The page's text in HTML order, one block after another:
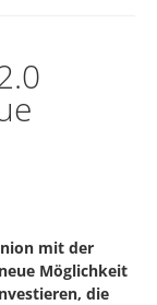
mit der
Möglichkeit
die